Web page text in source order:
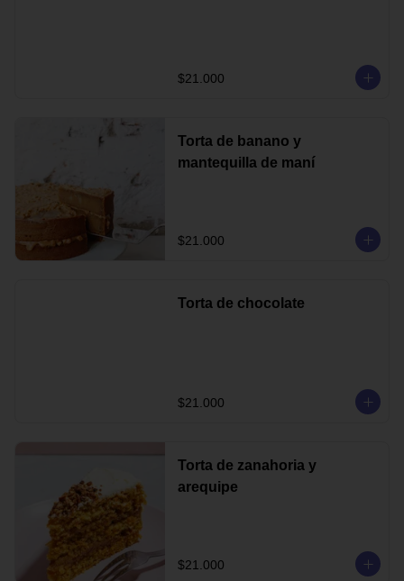
$21.000
Torta de banano y
mantequilla de maní
$21.000
Torta de chocolate
$21.000
Torta de zanahoria y
arequipe
$21.000